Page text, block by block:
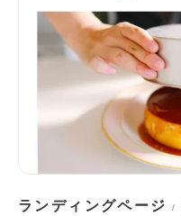
ランディングページ /